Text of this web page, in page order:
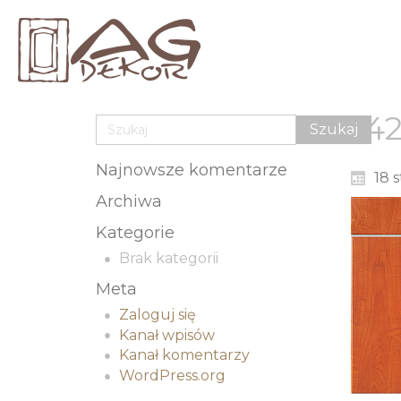
Najnowsze komentarze
Archiwa
Kategorie
Brak kategorii
Meta
Zaloguj się
Kanał wpisów
Kanał komentarzy
WordPress.org
18